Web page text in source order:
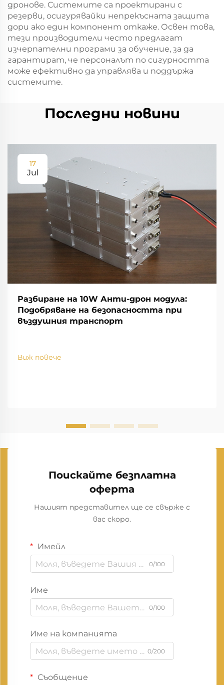
дронове. Системите са проектирани с
резерви, осигурявайки непрекъсната защита
дори ако един компонент откаже. Освен това,
тези производители често предлагат
изчерпателни програми за обучение, за да
гарантират, че персоналът по сигурността
може ефективно да управлява и поддържа
системите.
Последни новини
17
Jul
Разбиране на 10W Анти-дрон модула:
Подобряване на безопасността при
въздушния транспорт
Виж повече
Поискайте безплатна
оферта
Нашият представител ще се свърже с
вас скоро.
Имейл
0/100
Име
0/100
Име на компанията
0/200
Съобщение